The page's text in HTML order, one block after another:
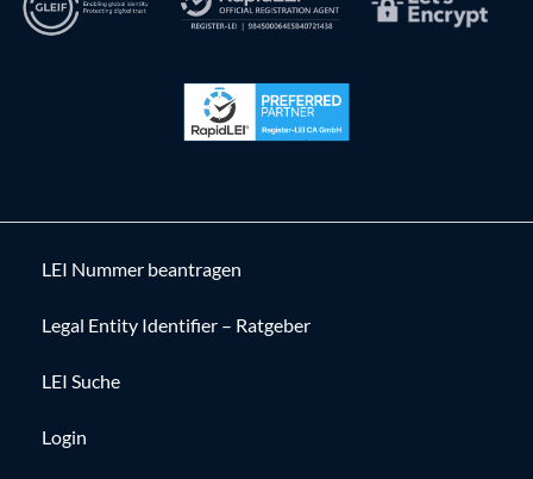
LEI Nummer beantragen
Legal Entity Identifier – Ratgeber
LEI Suche
Login